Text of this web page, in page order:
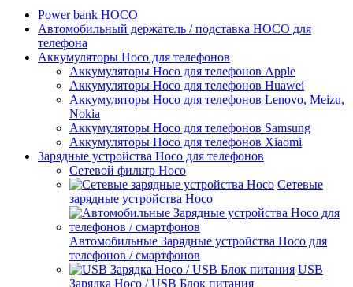
Power bank HOCO
Автомобильный держатель / подставка HOCO для
телефона
Аккумуляторы Hoco для телефонов
Аккумуляторы Hoco для телефонов Apple
Аккумуляторы Hoco для телефонов Huawei
Аккумуляторы Hoco для телефонов Lenovo, Meizu,
Nokia
Аккумуляторы Hoco для телефонов Samsung
Аккумуляторы Hoco для телефонов Xiaomi
Зарядные устройства Hoco для телефонов
Сетевой фильтр Hoco
Сетевые
зарядные устройства Hoco
Автомобильные Зарядные устройства Hoco для
телефонов / смартфонов
USB
Зарядка Hoco / USB Блок питания